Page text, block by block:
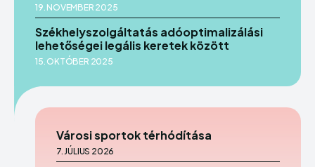
19. NOVEMBER 2025
Székhelyszolgáltatás adóoptimalizálási
lehetőségei legális keretek között
15. OKTÓBER 2025
Városi sportok térhódítása
7. JÚLIUS 2026